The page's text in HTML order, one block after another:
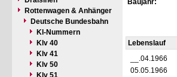
Rottenwagen & Anhänger
Deutsche Bundesbahn
Kl-Nummern
Klv 40
Klv 41
Klv 50
Klv 51
Baujahr:
Lebenslauf
__.04.1966
05.05.1966